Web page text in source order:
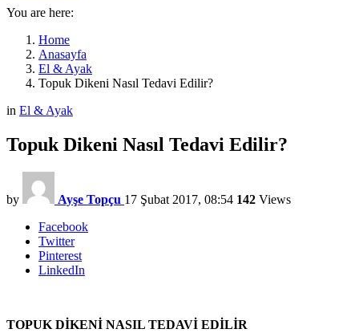
You are here:
Home
Anasayfa
El & Ayak
Topuk Dikeni Nasıl Tedavi Edilir?
in El & Ayak
Topuk Dikeni Nasıl Tedavi Edilir?
by Ayşe Topçu 17 Şubat 2017, 08:54 142 Views
Facebook
Twitter
Pinterest
LinkedIn
TOPUK DİKENİ NASIL TEDAVİ EDİLİR